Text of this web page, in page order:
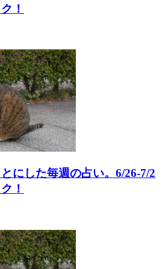
！
にした毎週の占い。6/26-7/2
！